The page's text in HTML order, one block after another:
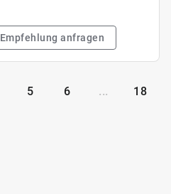
Empfehlung anfragen
5 6 ... 18